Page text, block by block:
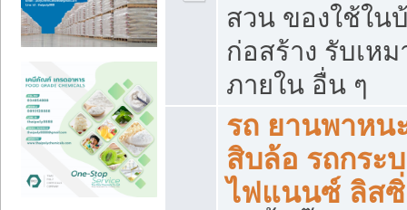
สวน ของใช้ใน
ก่อสร้าง รับเห
ภายใน อื่น ๆ
รถ ยานพาหน
สิบล้อ รถกระ
ไฟแนนซ์ ลิส